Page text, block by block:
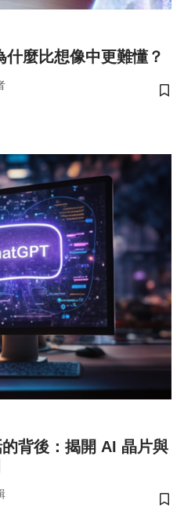
不夠 人體為什麼比想像中更難懂？
儲
背後：揭開 AI 晶片與
儲